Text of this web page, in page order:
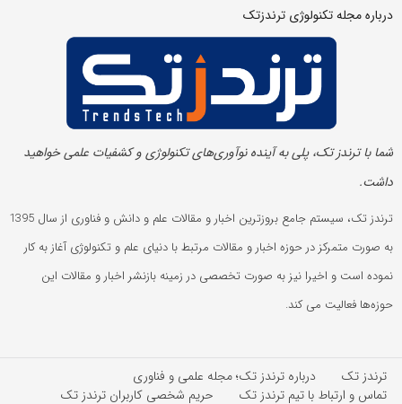
درباره مجله تکنولوژی ترندزتک
شما با ترندز تک، پلی به آینده‌ نوآوری‌های تکنولوژی و کشفیات علمی خواهید
داشت.
ترندز تک، سیستم جامع بروزترین اخبار و مقالات علم و دانش و فناوری از سال 1395
به صورت متمرکز در حوزه اخبار و مقالات مرتبط با دنیای علم و تکنولوژی آغاز به کار
نموده است و اخیرا نیز به صورت تخصصی در زمینه بازنشر اخبار و مقالات این
حوزه‌ها فعالیت می کند.
ترندز تک
درباره ترندز تک؛ مجله علمی و فناوری
تماس و ارتباط با تیم ترندز تک
حریم شخصی کاربران ترندز تک